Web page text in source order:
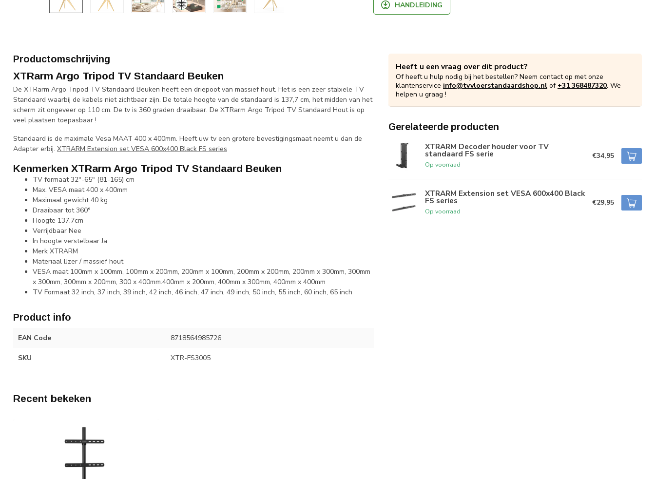
HANDLEIDING
Productomschrijving
XTRarm Argo Tripod TV Standaard Beuken
De XTRarm Argo Tripod TV Standaard Beuken heeft een driepoot van massief hout. Het is een zeer stabiele TV
Standaard waarbij de kabels niet zichtbaar zijn. De totale hoogte van de standaard is 137,7 cm, het midden van het
scherm zit ongeveer op 110 cm. De tv is 360 graden draaibaar. De XTRarm Argo Tripod TV Standaard Hout is op
veel plaatsen toepasbaar !
Standaard is de maximale Vesa MAAT 400 x 400mm. Heeft uw tv een grotere bevestigingsmaat neemt u dan de
Adapter erbij. XTRARM Extension set VESA 600x400 Black FS series
Kenmerken XTRarm Argo Tripod TV Standaard Beuken
TV formaat 32"-65" (81-165) cm
Max. VESA maat 400 x 400mm
Maximaal gewicht 40 kg
Draaibaar tot 360°
Hoogte 137.7cm
Verrijdbaar Nee
In hoogte verstelbaar Ja
Merk XTRARM
Materiaal IJzer / massief hout
VESA maat 100mm x 100mm, 100mm x 200mm, 200mm x 100mm, 200mm x 200mm, 200mm x 300mm, 300mm
x 300mm, 300mm x 200mm, 300 x 400mm.400mm x 200mm, 400mm x 300mm, 400mm x 400mm
TV Formaat 32 inch, 37 inch, 39 inch, 42 inch, 46 inch, 47 inch, 49 inch, 50 inch, 55 inch, 60 inch, 65 inch
Product info
EAN Code 8718564985726
SKU XTR-FS3005
Heeft u een vraag over dit product?
Of heeft u hulp nodig bij het bestellen? Neem contact op met onze
klantenservice info@tvvloerstandaardshop.nl of +31 368487320. We
helpen u graag !
Gerelateerde producten
XTRARM Decoder houder voor TV
standaard FS serie
Op voorraad
€34,95
XTRARM Extension set VESA 600x400 Black
FS series
Op voorraad
€29,95
Recent bekeken